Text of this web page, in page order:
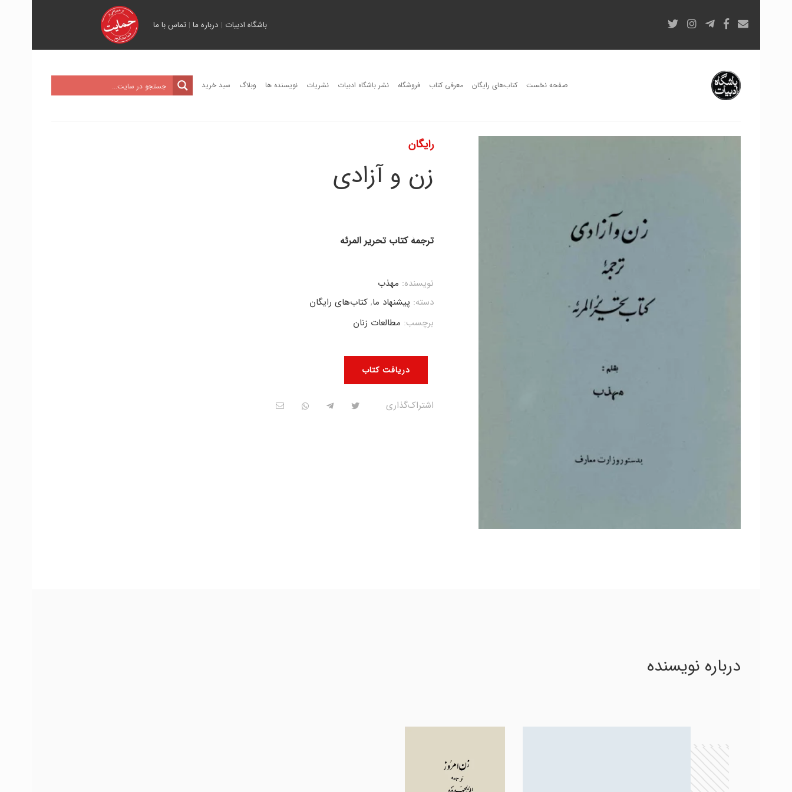
باشگاه ادبیات | درباره ما |تماس با ما
صفحه نخست کتاب‌های رایگان معرفی کتاب فروشگاه نشر باشگاه ادبیات نشریات نویسنده ها وبلاگ سبد خرید
رایگان
زن و آزادی
ترجمۀ کتاب تحریر المرئه
دریافت کتاب
نویسنده: مهذب
دسته: پیشنهاد ما,کتاب‌های رایگان
برچسب: مطالعات زنان
اشتراک‌گذاری
درباره نویسنده